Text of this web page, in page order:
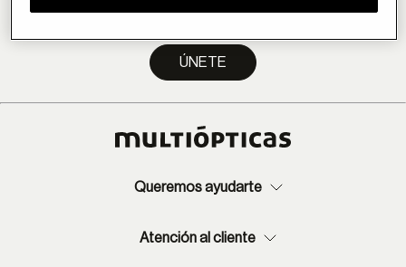
ÚNETE
Queremos ayudarte
Atención al cliente